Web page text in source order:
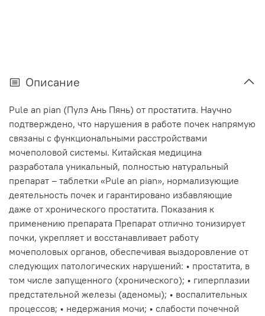
Описание
Pule an pian (Пулэ Ань Пянь) от простатита. Научно
подтверждено, что нарушения в работе почек напрямую
связаны с функциональными расстройствами
мочеполовой системы. Китайская медицина
разработала уникальный, полностью натуральный
препарат – таблетки «Pule an pian», нормализующие
деятельность почек и гарантировано избавляющие
даже от хронического простатита. Показания к
применению препарата Препарат отлично тонизирует
почки, укрепляет и восстанавливает работу
мочеполовых органов, обеспечивая выздоровление от
следующих патологических нарушений: • простатита, в
том числе запущенного (хронического); • гиперплазии
предстательной железы (аденомы); • воспалительных
процессов; • недержания мочи; • слабости почечной